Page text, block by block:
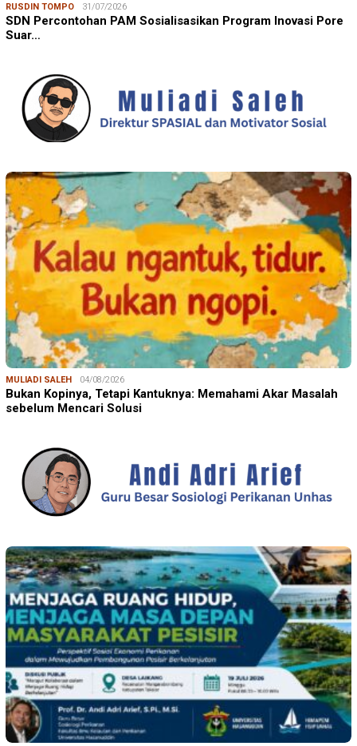
RUSDIN TOMPO 31/07/2026
SDN Percontohan PAM Sosialisasikan Program Inovasi Pore
Suar…
MULIADI SALEH 04/08/2026
Bukan Kopinya, Tetapi Kantuknya: Memahami Akar Masalah
sebelum Mencari Solusi